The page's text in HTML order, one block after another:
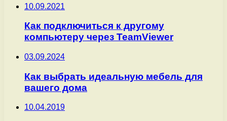
10.09.2021
Как подключиться к другому
компьютеру через TeamViewer
03.09.2024
Как выбрать идеальную мебель для
вашего дома
10.04.2019